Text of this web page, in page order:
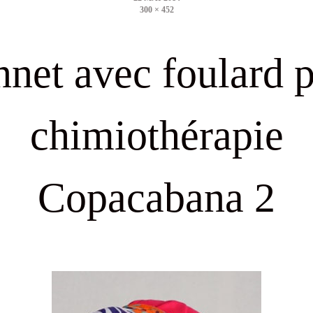
size
avec foulard
chimiothérapie
Copacabana 2